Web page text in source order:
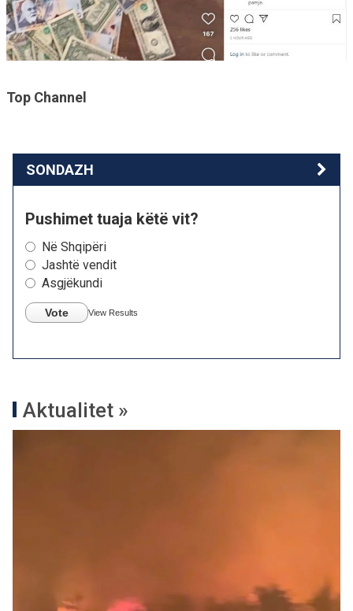
Top Channel
SONDAZH
Pushimet tuaja këtë vit?
Në Shqipëri
Jashtë vendit
Asgjëkundi
Vote View Results
Aktualitet »